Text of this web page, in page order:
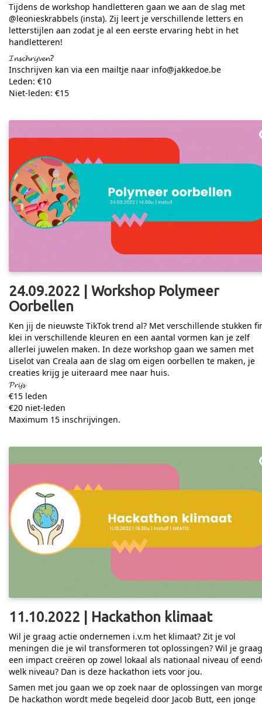
Tijdens de workshop handletteren gaan we aan de slag met
@leonieskrabbels (insta). Zij leert je verschillende letters en
letterstijlen aan zodat je al een eerste ervaring hebt in het
handletteren!
𝓘𝓷𝓼𝓬𝓱𝓻𝓲𝓳𝓿𝓮𝓷?
Inschrijven kan via een mailtje naar info@jakkedoe.be
Leden: €10
Niet-leden: €15
24.09.2022 | Workshop Polymeer
Oorbellen
Ken jij de nieuwste TikTok trend al? Met verschillende stukken
klei in verschillende kleuren en een aantal vormen kan je zelf
allerlei juwelen maken. In deze workshop gaan we samen met
Liselot van Creala aan de slag om eigen oorbellen te maken, je
creaties krijg je uiteraard mee naar huis.
𝓟𝓻𝓲𝓳𝓼
€15 leden
€20 niet-leden
Maximum 15 inschrijvingen.
11.10.2022 | Hackathon klimaat
Wil je graag actie ondernemen i.v.m het klimaat? Zit je vol
meningen die je wil transformeren tot oplossingen? Wil je graag
een impact creëren op zowel lokaal als nationaal niveau of
welk niveau? Dan is deze hackathon iets voor jou.
Samen met jou gaan we op zoek naar de oplossingen van
De hackathon wordt mede begeleid door Jacob Butt, een jonge